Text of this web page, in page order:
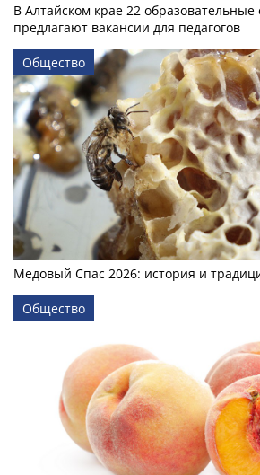
В Алтайском крае 22
предлагают вакансии для педагогов
Общество
Медовый Спас 2026: история и
Общество